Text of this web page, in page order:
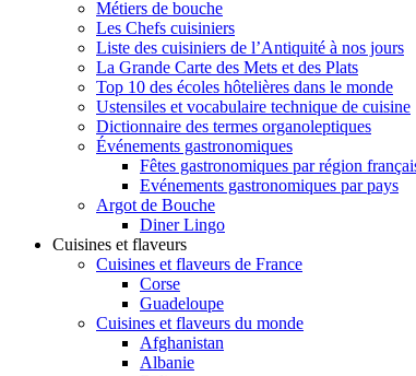
Métiers de bouche
Les Chefs cuisiniers
Liste des cuisiniers de l’Antiquité à nos jours
La Grande Carte des Mets et des Plats
Top 10 des écoles hôtelières dans le monde
Ustensiles et vocabulaire technique de cuisine
Dictionnaire des termes organoleptiques
Événements gastronomiques
Fêtes gastronomiques par région
Evénements gastronomiques par pays
Argot de Bouche
Diner Lingo
Cuisines et flaveurs
Cuisines et flaveurs de France
Corse
Guadeloupe
Cuisines et flaveurs du monde
Afghanistan
Albanie